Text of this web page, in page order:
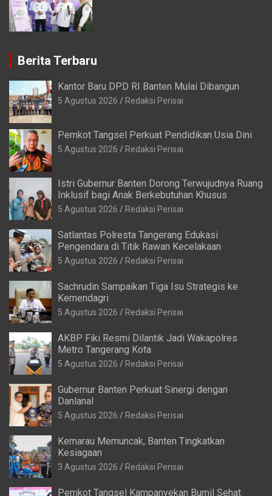
Berita Terbaru
Kantor Baru DPD RI Banten Mulai Dibangun
5 Agustus 2026 Redaksi Perisai
Pemkot Tangsel Perkuat Pendidikan Usia Dini
5 Agustus 2026 Redaksi Perisai
Istri Gubernur Banten Dorong Terwujudnya Ruang
Inklusif bagi Anak Berkebutuhan Khusus
5 Agustus 2026 Redaksi Perisai
Satlantas Polresta Tangerang Edukasi
Pengendara di Titik Rawan Kecelakaan
5 Agustus 2026 Redaksi Perisai
Sachrudin Sampaikan Tiga Isu Strategis ke
Kemendagri
5 Agustus 2026 Redaksi Perisai
AKBP Fiki Resmi Dilantik Jadi Wakapolres
Metro Tangerang Kota
5 Agustus 2026 Redaksi Perisai
Gubernur Banten Perkuat Sinergi dengan
Danlanal
5 Agustus 2026 Redaksi Perisai
Kemarau Memuncak, Banten Tingkatkan
Kesiagaan
3 Agustus 2026 Redaksi Perisai
Pemkot Tangsel Kampanyekan Bumil Sehat